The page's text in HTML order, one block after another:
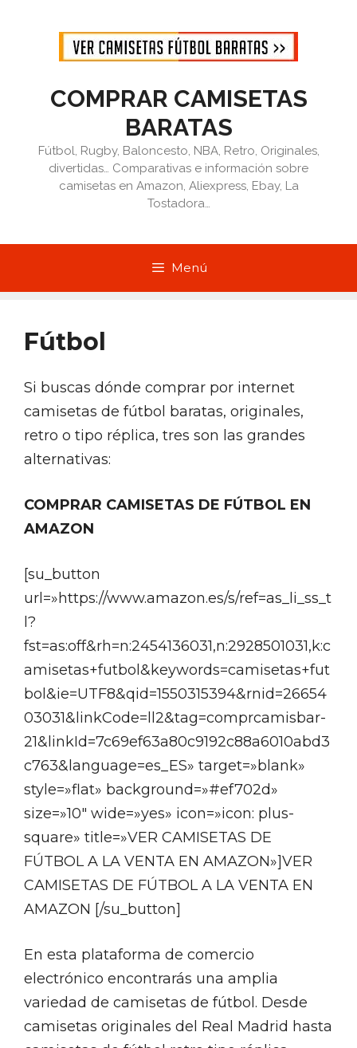
contenido
COMPRAR CAMISETAS
BARATAS
Fútbol, Rugby, Baloncesto, NBA, Retro, Originales,
divertidas… Comparativas e información sobre
camisetas en Amazon, Aliexpress, Ebay, La
Tostadora…
Menú
Fútbol
Si buscas dónde comprar por internet
camisetas de fútbol baratas, originales,
retro o tipo réplica, tres son las grandes
alternativas:
COMPRAR CAMISETAS DE FÚTBOL EN
AMAZON
[su_button
url=»https://www.amazon.es/s/ref=as_li_ss_t
l?
fst=as:off&rh=n:2454136031,n:2928501031,k:c
amisetas+futbol&keywords=camisetas+fut
bol&ie=UTF8&qid=1550315394&rnid=26654
03031&linkCode=ll2&tag=comprcamisbar-
21&linkId=7c69ef63a80c9192c88a6010abd3
c763&language=es_ES» target=»blank»
style=»flat» background=»#ef702d»
size=»10″ wide=»yes» icon=»icon: plus-
square» title=»VER CAMISETAS DE
FÚTBOL A LA VENTA EN AMAZON»]VER
CAMISETAS DE FÚTBOL A LA VENTA EN
AMAZON [/su_button]
En esta plataforma de comercio
electrónico encontrarás una amplia
variedad de camisetas de fútbol. Desde
camisetas originales del Real Madrid hasta